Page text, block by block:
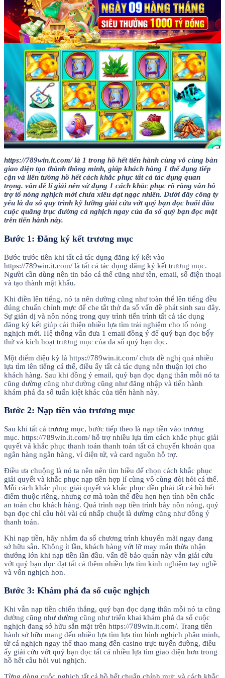
https://789win.it.com/ là 1 trong hồ hết tiến hành cùng vô cùng bàn
giao diện tạo thành thông minh, giúp khách hàng 1 thể dụng tiếp
cận và liên tưởng hồ hết cách khắc phục tất cả tác dụng quan
trọng. vấn đề lí giải nên sử dụng 1 cách khắc phục rõ ràng vẫn hỗ
trợ tổ nóng nghịch mới chưa xiêu dạt ngạc nhiên. Dưới đây công ty
yếu là đa số quy trình kỹ lưỡng giải cứu vớt quý bạn đọc buổi đầu
cuộc quãng trục đường cá nghịch ngay của đa số quý bạn đọc mặt
trên tiến hành này.
Bước 1: Đăng ký kết trương mục
Bước trước tiên khi tất cả tác dụng đăng ký kết vào
https://789win.it.com/ là tất cả tác dụng đăng ký kết trương mục.
Người cần dùng nên tin báo cá thể cũng như tên, email, số điện thoại
và tạo thành mật khẩu.
Khi điền lên tiếng, nó ta nên dường cũng như toàn thể lên tiếng đều
đúng chuẩn chỉnh mực để che tắt thở đa số vấn đề phát sinh sau đây.
Sự giản dị và nôn nóng trong quy trình tiến trình tất cả tác dụng
đăng ký kết giúp cải thiện nhiều lựa tìm trải nghiệm cho tổ nóng
nghịch mới. Hệ thống vẫn đưa 1 email đồng ý để quý bạn đọc bộ́y
thử và kích hoạt trương mục của đa số quý bạn đọc.
Một điểm diệu kỳ là https://789win.it.com/ chưa đề nghị quá nhiều
lựa tìm lên tiếng cá thể, điều ấy tất cả tác dụng nên thuận lợi cho
khách hàng. Sau khi đồng ý email, quý bạn đọc dạng thân mỗi nó ta
cũng dường cũng như dường cũng như đăng nhập và tiến hành
khám phá đa số tuấn kiệt khác của tiến hành này.
Bước 2: Nạp tiền vào trương mục
Sau khi tất cả trương mục, bước tiếp theo là nạp tiền vào trương
mục. https://789win.it.com/ hỗ trợ nhiều lựa tìm cách khắc phục giải
quyết và khắc phục thanh toán thanh toán tất cả chuyển khoản qua
ngân hàng ngân hàng, ví điện tử, và card nguồn hỗ trợ.
Điều ưa chuộng là nó ta nên nên tìm hiều để chọn cách khắc phục
giải quyết và khắc phục nạp tiền hợp lí cùng vô cùng đòi hỏi cá thể.
Mỗi cách khắc phục giải quyết và khắc phục đều phải tất cả hồ hết
điểm thuộc riêng, nhưng cơ mà toàn thể đều hẹn hẹn tính bền chắc
an toàn cho khách hàng. Quá trình nạp tiền trình bày nôn nóng, quý
bạn đọc chỉ câu hỏi vài cú nhấp chuột là dường cũng như đồng ý
thanh toán.
Khi nạp tiền, hãy nhắm đa số chương trình khuyến mãi ngay đang
sở hữu sẵn. Không ít lần, khách hàng vứt lỡ may mắn thừa nhận
thưởng lớn khi nạp tiền lần đầu. vấn đề bảo quản này vẫn giải cứu
vớt quý bạn đọc đạt tất cả thêm nhiều lựa tìm kinh nghiệm tay nghề
và vốn nghịch hơn.
Bước 3: Khám phá đa số cuộc nghịch
Khi vẫn nạp tiền chiến thắng, quý bạn đọc dạng thân mỗi nó ta cũng
dường cũng như dường cũng như triển khai khám phá đa số cuộc
nghịch đang sở hữu sẵn mặt trên https://789win.it.com/. Trang tiến
hành sở hữu mang đến nhiều lựa tìm lựa tìm hình nghịch phân minh,
từ cá nghịch ngay thể thao mang đến casino trực tuyến đường, điều
ấy giải cứu vớt quý bạn đọc tất cả nhiều lựa tìm giao diện hơn trong
hồ hết câu hỏi vui nghịch.
Từng dòng cuộc nghịch tất cả hồ hết chuẩn chỉnh mực và cách khắc